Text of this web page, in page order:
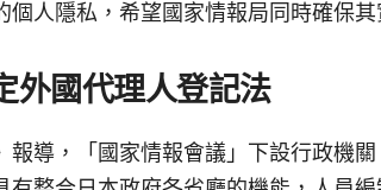
個人隱私，希望國家情報局同時確保其
外國代理人登記法
報導，「國家情報會議」下設行政機